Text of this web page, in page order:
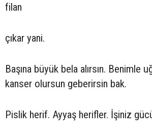
filan
çıkar yani.
Başına büyük bela alırsın. Benimle
kanser olursun geberirsin bak.
Pislik herif. Ayyaş herifler. İşiniz